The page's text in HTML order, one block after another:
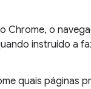
Chrome, o
instruído a
quais páginas